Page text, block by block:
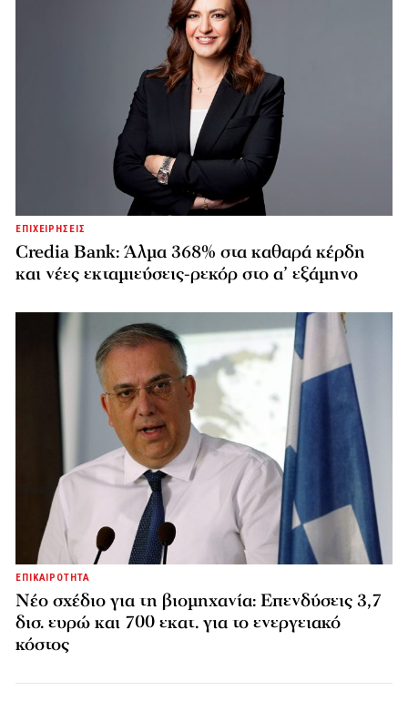
ΕΠΙΧΕΙΡΗΣΕΙΣ
Credia Bank: Άλμα 368% στα καθαρά κέρδη
και νέες εκταμιεύσεις-ρεκόρ στο α’ εξάμηνο
ΕΠΙΚΑΙΡΟΤΗΤΑ
Νέο σχέδιο για τη βιομηχανία: Επενδύσεις 3,7
δισ. ευρώ και 700 εκατ. για το ενεργειακό
κόστος